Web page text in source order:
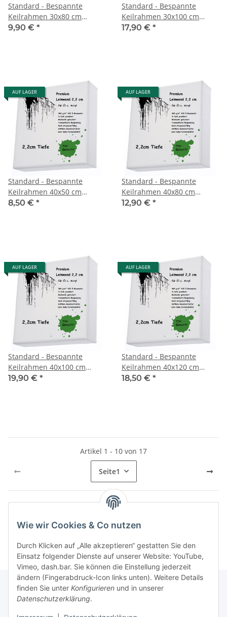
Wie wir Cookies & Co nutzen
Durch Klicken auf „Alle akzeptieren“ gestatten Sie den
Einsatz folgender Dienste auf unserer Website: YouTube,
Vimeo, dash.bar. Sie können die Einstellung jederzeit
ändern (Fingerabdruck-Icon links unten). Weitere Details
finden Sie unter Konfigurieren und in unserer
Datenschutzerklärung.
Standard - Bespannte
Keilrahmen 30x80 cm
Premium 2,1cm 360g
9,90 € *
Standard - Bespannte
Keilrahmen 30x100 cm
Premium 2,1cm 360g
17,90 € *
AUF LAGER
Standard - Bespannte
Keilrahmen 40x50 cm
Premium 2,1cm 360g
8,50 € *
AUF LAGER
Standard - Bespannte
Keilrahmen 40x80 cm
Premium 2,1cm 360g
12,90 € *
AUF LAGER
Standard - Bespannte
Keilrahmen 40x100 cm
Premium 2,1cm 360g
19,90 € *
AUF LAGER
Standard - Bespannte
Keilrahmen 40x120 cm
Premium 2,1cm 360g
18,50 € *
Artikel 1 - 10 von 17
Seite1
Kategorien